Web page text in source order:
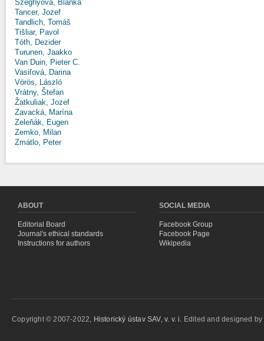
Szeghyová, Blanka
Tancer, Jozef
Tandlich, Tomáš
Tišliar, Pavol
Tóth, Dezider
Turunen, Jaakko
Van Duin, Pieter C.
Vasiľová, Darina
Vörös, László
Vrátny, Štefan
Žatkuliak, Jozef
Zavacká, Marína
Zeleňák, Eugen
Zemko, Milan
Zmátlo, Peter
ABOUT
Editorial Board
Journal's ethical standards
Instructions for authors
SOCIAL MEDIA
Facebook Group
Facebook Page
Wikipedia
Copyright © 2007-2022, Historický ústav SAV, v. v. i. Edited and designed by